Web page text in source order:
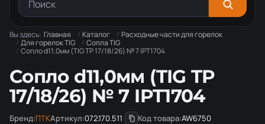
Вы здесь: Главная Каталог
Расходные части для горелок
Для горелок TIG
Сопла TIG
Сопло d11,0мм (TIG TP 17/18/26) № 7 IPT1704
Сопло d11,0мм (TIG TP
17/18/26) № 7 IPT1704
Бренд:ПТКАртикул:072.170.511 Код товара:AW6750